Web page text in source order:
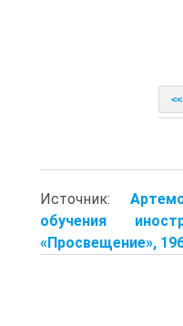
<<
Источник:
обучения
«Просвещение»,